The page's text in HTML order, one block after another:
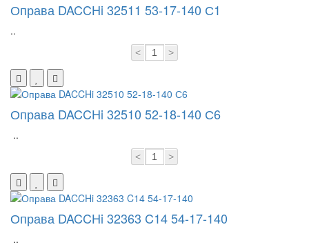
Оправа DACCHi 32511 53-17-140 С1
..
< >
Оправа DACCHi 32510 52-18-140 С6
..
< >
Оправа DACCHi 32363 C14 54-17-140
..